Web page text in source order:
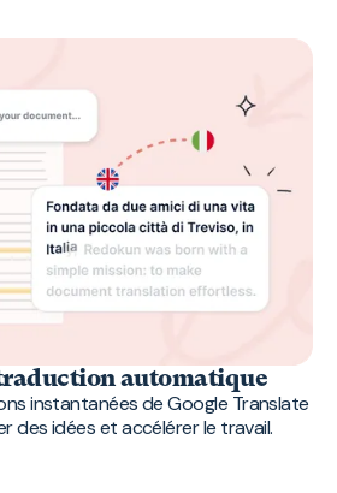
automatique
instantanées de Google Translate
des idées et accélérer le travail.